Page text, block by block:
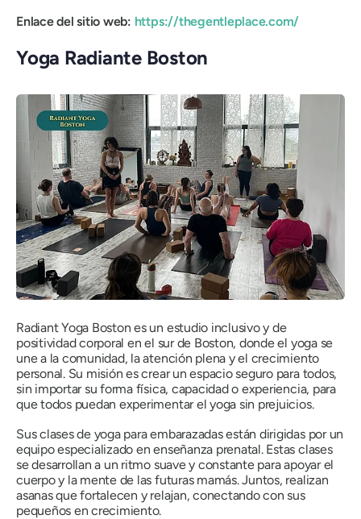
Enlace del sitio web: https://thegentleplace.com/
Yoga Radiante Boston
Radiant Yoga Boston es un estudio inclusivo y de
positividad corporal en el sur de Boston, donde el yoga se
une a la comunidad, la atención plena y el crecimiento
personal. Su misión es crear un espacio seguro para todos,
sin importar su forma física, capacidad o experiencia, para
que todos puedan experimentar el yoga sin prejuicios.
Sus clases de yoga para embarazadas están dirigidas por un
equipo especializado en enseñanza prenatal. Estas clases
se desarrollan a un ritmo suave y constante para apoyar el
cuerpo y la mente de las futuras mamás. Juntos, realizan
asanas que fortalecen y relajan, conectando con sus
pequeños en crecimiento.